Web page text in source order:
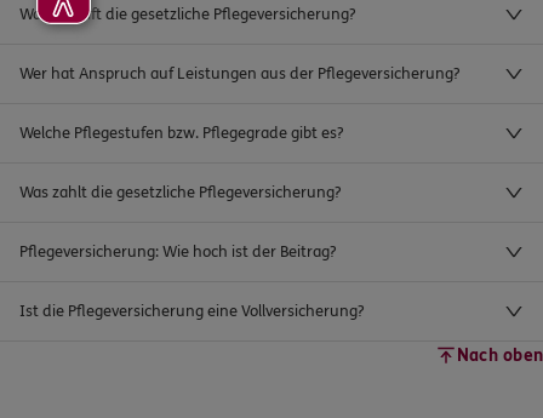
Wann greift die gesetzliche Pflegeversicherung?
Wer hat Anspruch auf Leistungen aus der Pflegeversicherung?
Welche Pflegestufen bzw. Pflegegrade gibt es?
Was zahlt die gesetzliche Pflegeversicherung?
Pflegeversicherung: Wie hoch ist der Beitrag?
Ist die Pflegeversicherung eine Vollversicherung?
Nach oben